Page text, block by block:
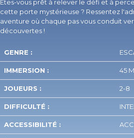
Êtes-vous prêt à relever le défi et à
cette porte mystérieuse ? Ressentez
aventure où chaque pas vous conduit
découvertes !
GENRE :
IMMERSION : 45
JOUEURS : 2-8
DIFFICULTÉ :
ACCESSIBILITÉ :